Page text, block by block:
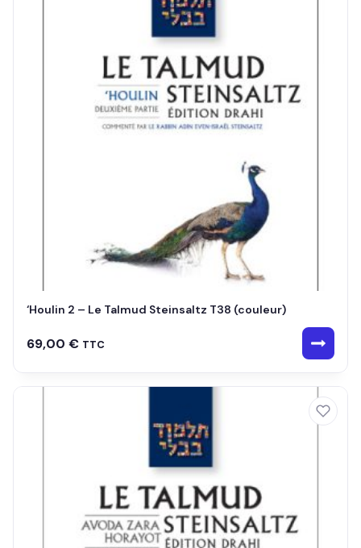
‘Houlin 2 – Le Talmud Steinsaltz T38 (couleur)
69,00 € TTC